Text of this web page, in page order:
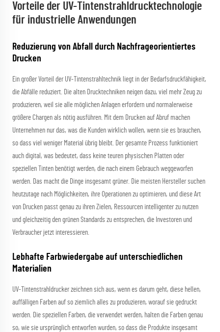
Vorteile der UV-Tintenstrahldrucktechnologie
für industrielle Anwendungen
Reduzierung von Abfall durch Nachfrageorientiertes
Drucken
Ein großer Vorteil der UV-Tintenstrahltechnik liegt in der Bedarfsdruckfähigkeit,
die Abfälle reduziert. Die alten Drucktechniken neigen dazu, viel mehr Zeug zu
produzieren, weil sie alle möglichen Anlagen erfordern und normalerweise
größere Chargen als nötig ausführen. Mit dem Drucken auf Abruf machen
Unternehmen nur das, was die Kunden wirklich wollen, wenn sie es brauchen,
so dass viel weniger Material übrig bleibt. Der gesamte Prozess funktioniert
auch digital, was bedeutet, dass keine teuren physischen Platten oder
speziellen Tinten benötigt werden, die nach einem Gebrauch weggeworfen
werden. Das macht die Dinge insgesamt grüner. Die meisten Hersteller suchen
heutzutage nach Möglichkeiten, ihre Operationen zu optimieren, und diese Art
von Drucken passt genau zu ihren Zielen, Ressourcen intelligenter zu nutzen
und gleichzeitig den grünen Standards zu entsprechen, die Investoren und
Verbraucher jetzt interessieren.
Lebhafte Farbwiedergabe auf unterschiedlichen
Materialien
UV-Tintenstrahldrucker zeichnen sich aus, wenn es darum geht, diese hellen,
auffälligen Farben auf so ziemlich alles zu produzieren, worauf sie gedruckt
werden. Die speziellen Farben, die verwendet werden, halten die Farben genau
so, wie sie ursprünglich entworfen wurden, so dass die Produkte insgesamt